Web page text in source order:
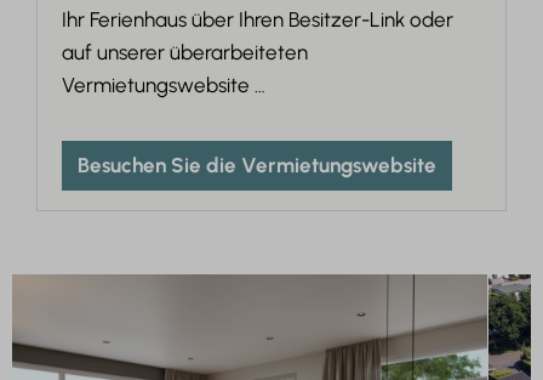
Ihr Ferienhaus über Ihren Besitzer-Link oder
auf unserer überarbeiteten
Vermietungswebsite
Besuchen Sie die Vermietungswebsite